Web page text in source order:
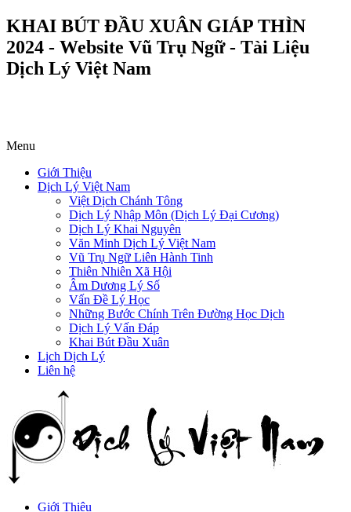
KHAI BÚT ĐẦU XUÂN GIÁP THÌN
2024 - Website Vũ Trụ Ngữ - Tài Liệu
Dịch Lý Việt Nam
Menu
Giới Thiệu
Dịch Lý Việt Nam
Việt Dịch Chánh Tông
Dịch Lý Nhập Môn (Dịch Lý Đại Cương)
Dịch Lý Khai Nguyên
Văn Minh Dịch Lý Việt Nam
Vũ Trụ Ngữ Liên Hành Tinh
Thiên Nhiên Xã Hội
Âm Dương Lý Số
Vấn Đề Lý Học
Những Bước Chính Trên Đường Học Dịch
Dịch Lý Vấn Đáp
Khai Bút Đầu Xuân
Lịch Dịch Lý
Liên hệ
Giới Thiệu